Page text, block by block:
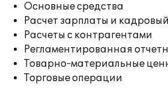
Основные средства
Расчет зарплаты и
Расчеты с контрагентами
Регламентированная
Товарно-материальные
Торговые операции